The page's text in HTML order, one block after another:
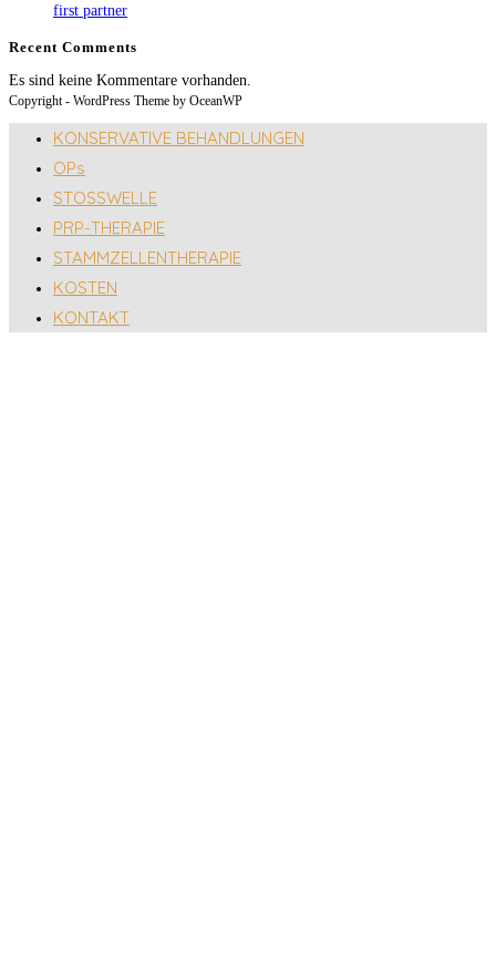
first partner
Recent Comments
Es sind keine Kommentare vorhanden.
Copyright - WordPress Theme by OceanWP
KONSERVATIVE BEHANDLUNGEN
OPs
STOSSWELLE
PRP-THERAPIE
STAMMZELLENTHERAPIE
KOSTEN
KONTAKT